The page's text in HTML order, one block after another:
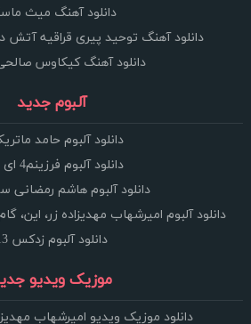
دانلود آهنگ میث
دانلود آهنگ توحید پیری قراقیه
دانلود آهنگ کیکاوس
آلبوم جدید
دانلود آلبوم حامد
دانلود آلبوم فرزینم4 ای ام 4
دانلود آلبوم هاشم رمضانی
دانلود آلبوم امیرشهاب مهدیزاده زر، این،
دانلود آلبوم زدکس 13
موزیک ویدیو
دانلود موزیک ویدیو امیرشهاب